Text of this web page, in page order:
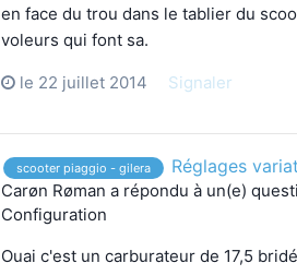
en face du trou dans le tablier du
voleurs qui font sa.
le 22 juillet 2014 Signaler
scooter piaggio - gilera Réglages
Carøn Røman a répondu à un(e)
Configuration
Ouai c'est un carburateur de 17,5